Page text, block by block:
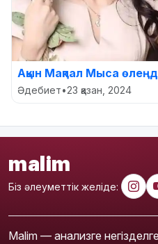
Ақын Мақпал Мыса
Әдебиет•23 қазан, 2024
malim
Біз әлеуметтік желіде:
Malim — анализге